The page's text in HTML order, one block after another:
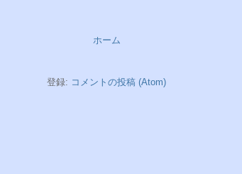
ホーム
登録: コメントの投稿 (Atom)